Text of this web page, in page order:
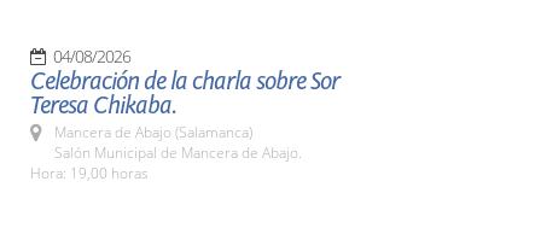
04/08/2026
Celebración de la charla sobre Sor
Teresa Chikaba.
Mancera de Abajo (Salamanca)
Salón Municipal de Mancera de Abajo.
Hora: 19,00 horas